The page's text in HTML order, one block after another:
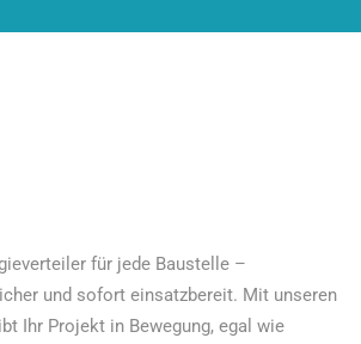
für jede Baustelle –
und sofort einsatzbereit. Mit unseren
Ihr Projekt in Bewegung, egal wie